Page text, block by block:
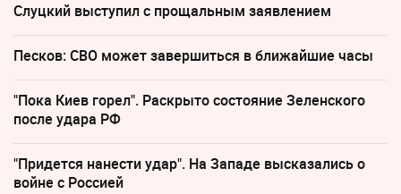
Слуцкий выступил с прощальным заявлением
Песков: СВО может завершиться в ближайшие часы
"Пока Киев горел". Раскрыто состояние Зеленского
после удара РФ
"Придется нанести удар". На Западе высказались о
войне с Россией